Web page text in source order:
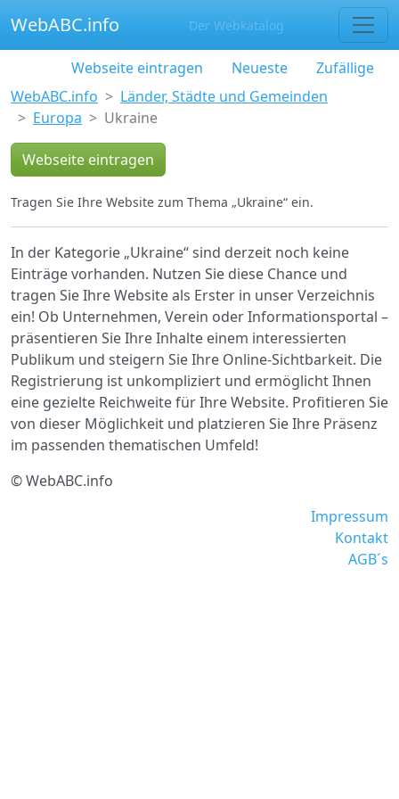
WebABC.info Der Webkatalog
Webseite eintragen Neueste
Zufällige
WebABC.info
Länder, Städte und Gemeinden
Europa
Ukraine
Webseite eintragen
Tragen Sie Ihre Website zum Thema „Ukraine“ ein.
In der Kategorie „Ukraine“ sind derzeit noch keine
Einträge vorhanden. Nutzen Sie diese Chance und
tragen Sie Ihre Website als Erster in unser Verzeichnis
ein! Ob Unternehmen, Verein oder Informationsportal –
präsentieren Sie Ihre Inhalte einem interessierten
Publikum und steigern Sie Ihre Online-Sichtbarkeit. Die
Registrierung ist unkompliziert und ermöglicht Ihnen
eine gezielte Reichweite für Ihre Website. Profitieren Sie
von dieser Möglichkeit und platzieren Sie Ihre Präsenz
im passenden thematischen Umfeld!
© WebABC.info
Impressum
Kontakt
AGB´s